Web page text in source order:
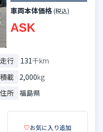
車両本体価格 (税込)
ASK
走行 131千km
積載 2,000kg
住所 福島県
♡お気に入り追加